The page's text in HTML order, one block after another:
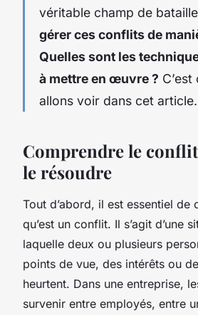
véritable champ de
gérer ces conflits de
Quelles sont les
à mettre en œuvre ?
allons voir dans cet article.
Comprendre le
le résoudre
Tout d’abord, il est essentiel de
qu’est un conflit. Il s’agit d’une
laquelle deux ou plusieurs
points de vue, des intérêts ou
heurtent. Dans une entreprise,
survenir entre employés, entre